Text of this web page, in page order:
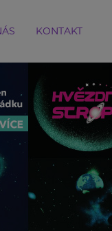
KONTAKT